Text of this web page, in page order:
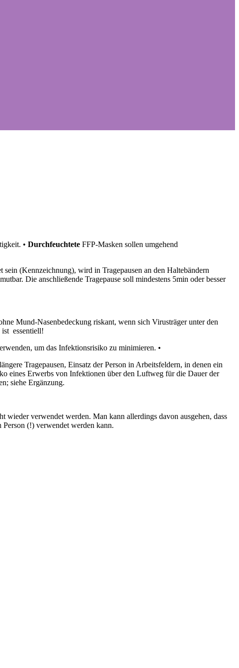
• Durchfeuchtete FFP-Masken sollen umgehend
(Kennzeichnung), wird in Tragepausen an den Haltebändern
Die anschließende Tragepause soll mindestens 5min oder besser
Mund-Nasenbedeckung riskant, wenn sich Virusträger unter den
ist essentiell!
um das Infektionsrisiko zu minimieren. •
Tragepausen, Einsatz der Person in Arbeitsfeldern, in denen ein
eines Erwerbs von Infektionen über den Luftweg für die Dauer der
siehe Ergänzung.
wieder verwendet werden. Man kann allerdings davon ausgehen, dass
(!) verwendet werden kann.